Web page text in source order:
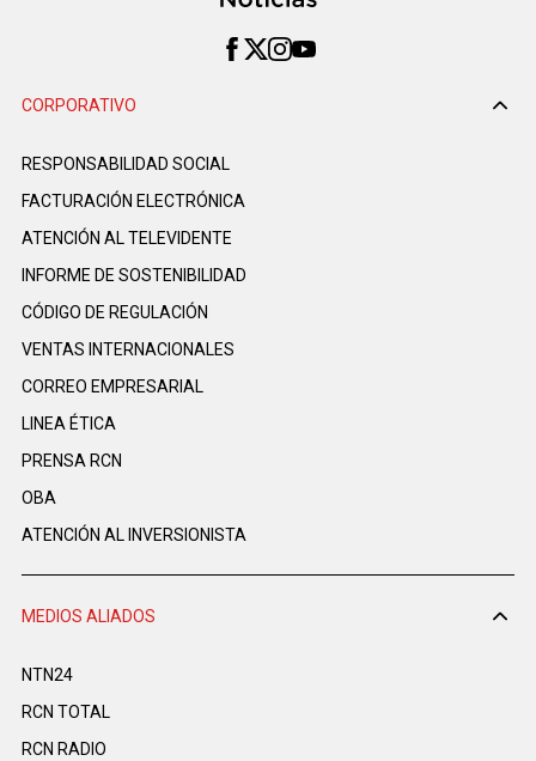
CORPORATIVO
RESPONSABILIDAD SOCIAL
FACTURACIÓN ELECTRÓNICA
ATENCIÓN AL TELEVIDENTE
INFORME DE SOSTENIBILIDAD
CÓDIGO DE REGULACIÓN
VENTAS INTERNACIONALES
CORREO EMPRESARIAL
LINEA ÉTICA
PRENSA RCN
OBA
ATENCIÓN AL INVERSIONISTA
MEDIOS ALIADOS
NTN24
RCN TOTAL
RCN RADIO